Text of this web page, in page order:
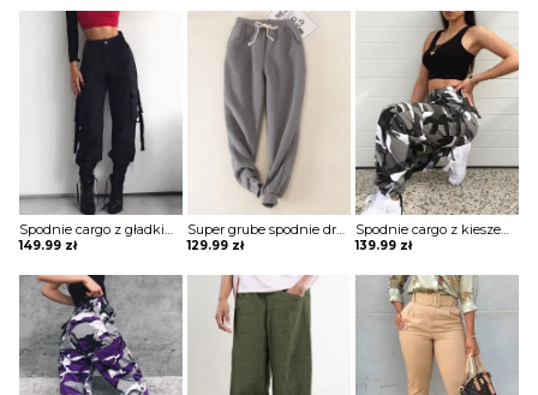
Spodnie cargo z gładkimi kieszeniami Sooja
149.99 zł
Super grube spodnie dresowe z gładkim sznurkiem w talii szorty Willamina
129.99 zł
Spodnie cargo z kieszeniami w kamuflażu Tinisha
139.99 zł